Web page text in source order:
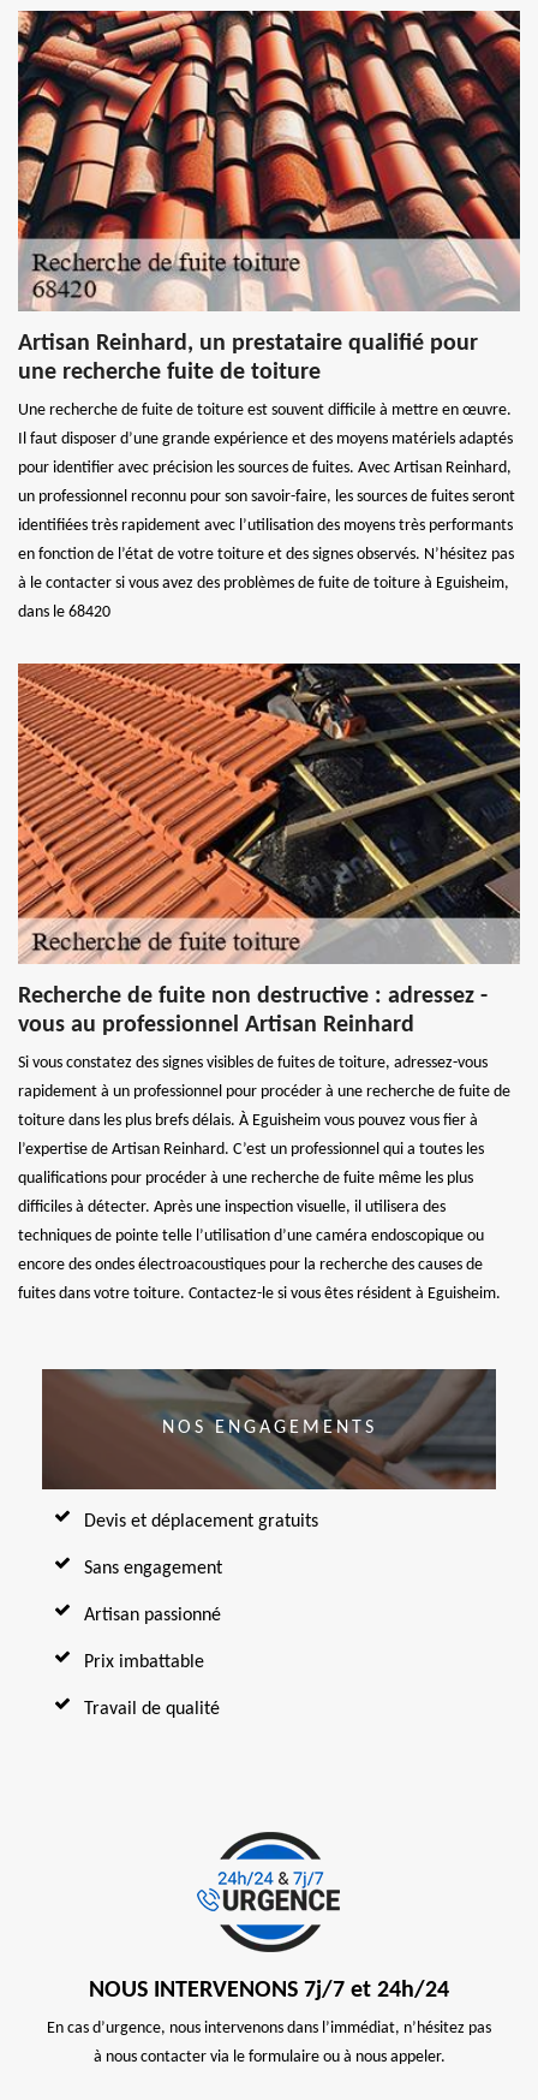
Artisan Reinhard, un prestataire qualifié pour
une recherche fuite de toiture
Une recherche de fuite de toiture est souvent difficile à mettre en œuvre.
Il faut disposer d’une grande expérience et des moyens matériels adaptés
pour identifier avec précision les sources de fuites. Avec Artisan Reinhard,
un professionnel reconnu pour son savoir-faire, les sources de fuites seront
identifiées très rapidement avec l’utilisation des moyens très performants
en fonction de l’état de votre toiture et des signes observés. N’hésitez pas
à le contacter si vous avez des problèmes de fuite de toiture à Eguisheim,
dans le 68420
Recherche de fuite non destructive : adressez -
vous au professionnel Artisan Reinhard
Si vous constatez des signes visibles de fuites de toiture, adressez-vous
rapidement à un professionnel pour procéder à une recherche de fuite de
toiture dans les plus brefs délais. À Eguisheim vous pouvez vous fier à
l’expertise de Artisan Reinhard. C’est un professionnel qui a toutes les
qualifications pour procéder à une recherche de fuite même les plus
difficiles à détecter. Après une inspection visuelle, il utilisera des
techniques de pointe telle l’utilisation d’une caméra endoscopique ou
encore des ondes électroacoustiques pour la recherche des causes de
fuites dans votre toiture. Contactez-le si vous êtes résident à Eguisheim.
NOS ENGAGEMENTS
Devis et déplacement gratuits
Sans engagement
Artisan passionné
Prix imbattable
Travail de qualité
NOUS INTERVENONS 7j/7 et 24h/24
En cas d’urgence, nous intervenons dans l’immédiat, n’hésitez pas
à nous contacter via le formulaire ou à nous appeler.